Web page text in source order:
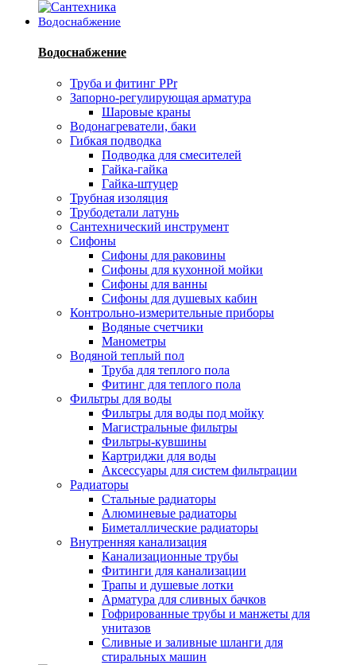
Водоснабжение
Водоснабжение
Труба и фитинг PPr
Запорно-регулирующая арматура
Шаровые краны
Водонагреватели, баки
Гибкая подводка
Подводка для смесителей
Гайка-гайка
Гайка-штуцер
Трубная изоляция
Трубодетали латунь
Сантехнический инструмент
Сифоны
Сифоны для раковины
Сифоны для кухонной мойки
Сифоны для ванны
Сифоны для душевых кабин
Контрольно-измерительные приборы
Водяные счетчики
Манометры
Водяной теплый пол
Труба для теплого пола
Фитинг для теплого пола
Фильтры для воды
Фильтры для воды под мойку
Магистральные фильтры
Фильтры-кувшины
Картриджи для воды
Аксессуары для систем фильтрации
Радиаторы
Стальные радиаторы
Алюминевые радиаторы
Биметаллические радиаторы
Внутренняя канализация
Канализационные трубы
Фитинги для канализации
Трапы и душевые лотки
Арматура для сливных бачков
Гофрированные трубы и манжеты для
унитазов
Сливные и заливные шланги для
стиральных машин